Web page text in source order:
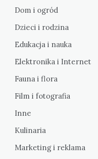
Dom i ogród
Dzieci i rodzina
Edukacja i nauka
Elektronika i Internet
Fauna i flora
Film i fotografia
Inne
Kulinaria
Marketing i reklama